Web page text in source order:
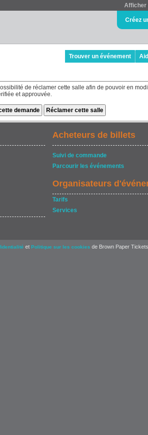
Afficher
Créez
Trouver un événement
de réclamer cette salle afin de pouvoir en
et approuvée.
Acheteurs de billets
Suivi de commande
Parcourir les événements
Organisateurs
Tarifs
Services
et Politique sur les cookies de Brown Paper